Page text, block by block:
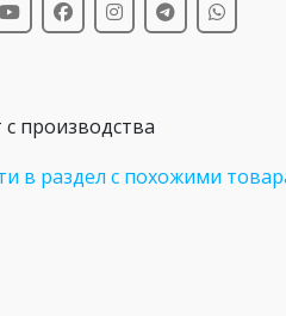
с производства
в раздел с похожими